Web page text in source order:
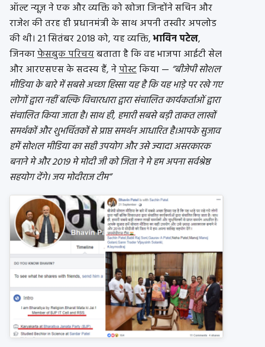
ऑल्ट न्यूज़ ने एक और व्यक्ति को खोजा जिन्होंने सचिन और
राजेश की तरह ही प्रधानमंत्री के साथ अपनी तस्वीर अपलोड
की थी। 21 सितंबर 2018 को, यह व्यक्ति,भाविन पटेल,
जिनकाफेसबुक परिचयबताता है कि वह भाजपा आईटी सेल
और आरएसएस के सदस्य हैं, नेपोस्टकिया — “बीजेपी सोशल
मीडिया के बारे में सबसे अच्छा हिस्सा यह है कि यह भाड़े पर रखे गए
लोगों द्वारा नहीं बल्कि विचारधारा द्वारा संचालित कार्यकर्ताओं द्वारा
संचालित किया जाता है। साथ ही, हमारी सबसे बड़ी ताकत लाखों
समर्थकों और शुभचिंतकों से प्राप्त समर्थन आधारित है।आपके सुजाव
हमें सोशल मीडिया का सही उपयोग और उसे ज्यादा असरकारक
बनाने मे और 2019 मे मोदी जी को जिता ने मे हम अपना सर्वश्रेष्ठ
सहयोग देंगे। जय मोदीराज टीम”